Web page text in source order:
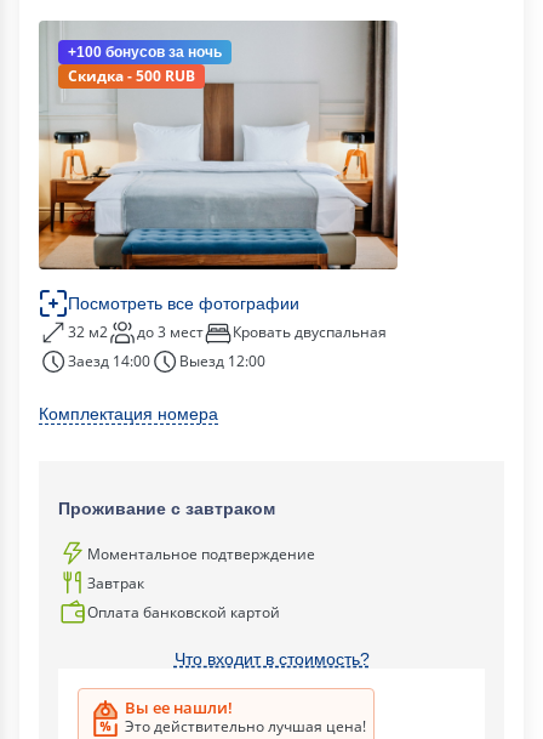
+100 бонусов за ночь
Скидка - 500 RUB
Посмотреть все фотографии
32 м2 до 3 мест
Кровать двуспальная
Заезд 14:00
Выезд 12:00
Комплектация номера
Проживание с завтраком
Моментальное подтверждение
Завтрак
Оплата банковской картой
Что входит в стоимость?
Вы ее нашли!
Это действительно лучшая цена!